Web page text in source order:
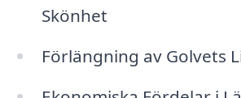
Skönhet
Förlängning av Golvets